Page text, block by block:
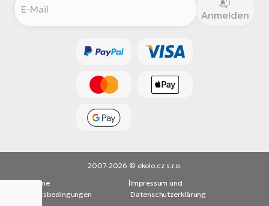
Anmelden
2007-2026 © ekolo.cz s.r.o.
Allgemeine
Geschäftsbedingungen
|Impressum und
Datenschutzerklärung